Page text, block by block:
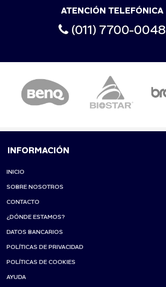
ATENCIÓN TELEFÓNICA
(011) 7700-0048
INFORMACIÓN
INICIO
SOBRE NOSOTROS
CONTACTO
¿DÓNDE ESTAMOS?
DATOS BANCARIOS
POLÍTICAS DE PRIVACIDAD
POLÍTICAS DE COOKIES
AYUDA